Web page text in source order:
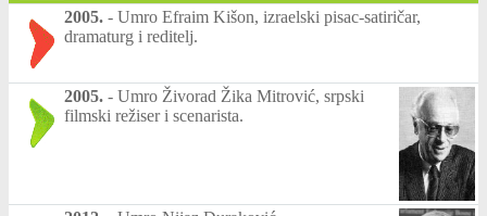
2005. - Umro Efraim Kišon, izraelski pisac-satiričar,
dramaturg i reditelj.
2005. - Umro Živorad Žika Mitrović, srpski
filmski režiser i scenarista.